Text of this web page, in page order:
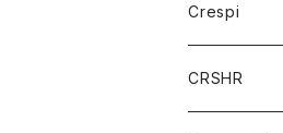
チーフ
バンダナ
トレーナー
アウター
ジャケット
Crespi
ジャケット
CRSHR